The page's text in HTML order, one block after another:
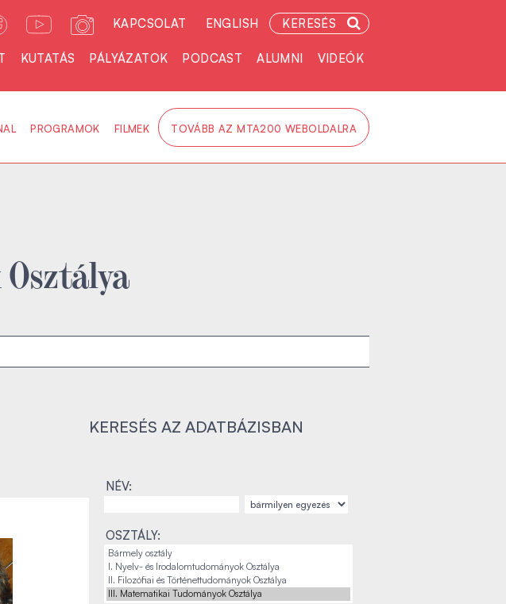
KAPCSOLAT ENGLISH KERESÉS
KUTATÁS PÁLYÁZATOK PODCAST ALUMNI VIDEÓK
PROGRAMOK FILMEK TOVÁBB AZ MTA200 WEBOLDALRA
KERESÉS AZ ADATBÁZISBAN
NÉV:
OSZTÁLY: